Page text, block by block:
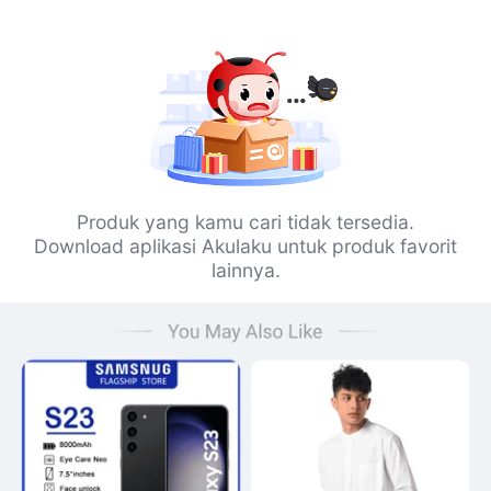
Produk yang kamu cari tidak tersedia.
Download aplikasi Akulaku untuk produk favorit
lainnya.